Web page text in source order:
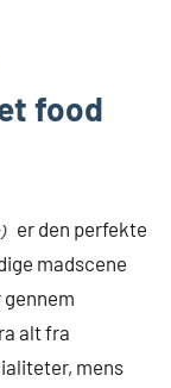
food
er den perfekte
madscene
alt fra
mens